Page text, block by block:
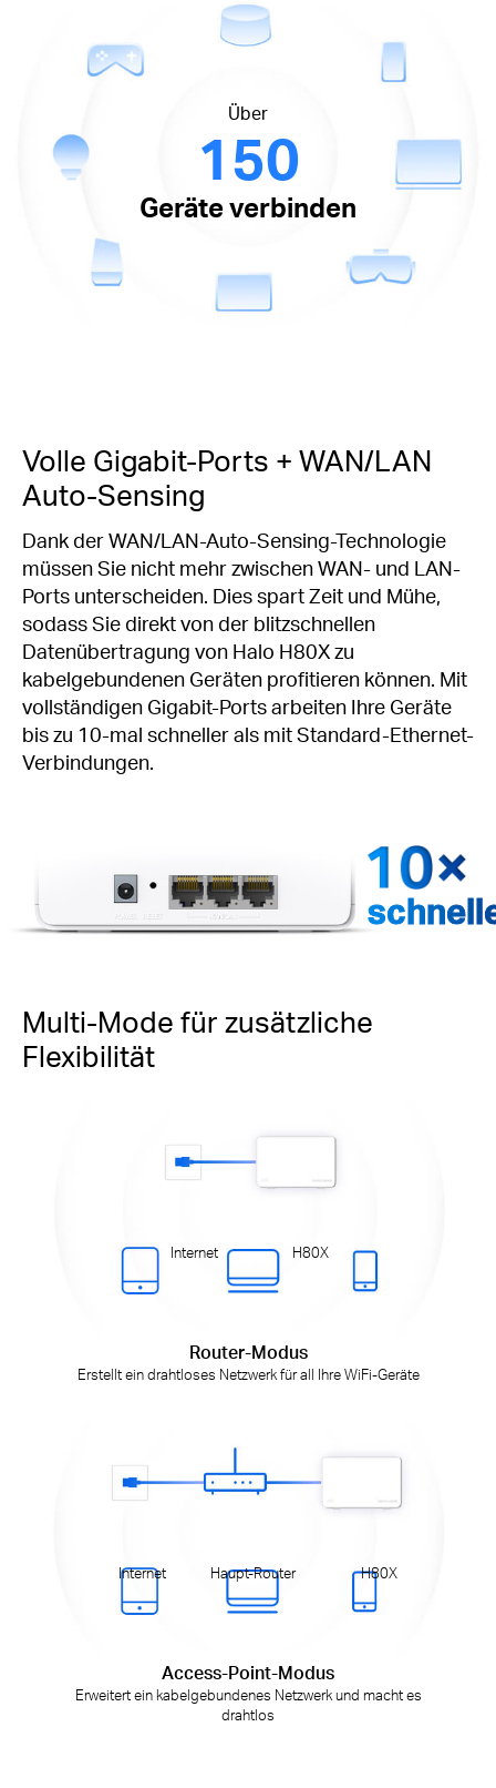
Über
150
Geräte verbinden
Volle Gigabit-Ports + WAN/LAN
Auto-Sensing
Dank der WAN/LAN-Auto-Sensing-Technologie
müssen Sie nicht mehr zwischen WAN- und LAN-
Ports unterscheiden. Dies spart Zeit und Mühe,
sodass Sie direkt von der blitzschnellen
Datenübertragung von Halo H80X zu
kabelgebundenen Geräten profitieren können. Mit
vollständigen Gigabit-Ports arbeiten Ihre Geräte
bis zu 10-mal schneller als mit Standard-Ethernet-
Verbindungen.
Multi-Mode für zusätzliche
Flexibilität
Internet H80X
Router-Modus
Erstellt ein drahtloses Netzwerk für all Ihre WiFi-Geräte
Internet Haupt-Router H80X
Access-Point-Modus
Erweitert ein kabelgebundenes Netzwerk und macht es
drahtlos